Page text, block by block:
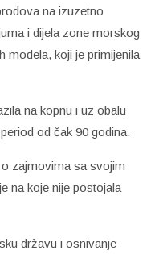
na izuzetno
i dijela zone morskog
modela, koji je primijenila
na kopnu i uz obalu
od čak 90 godina.
zajmovima sa svojim
na koje nije postojala
državu i osnivanje